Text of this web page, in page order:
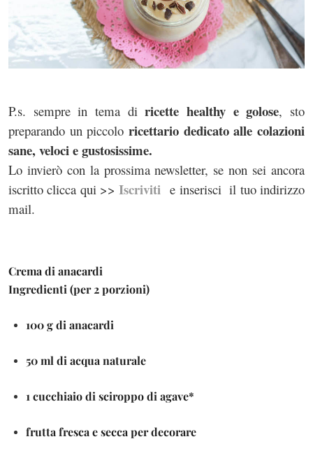
P.s. sempre in tema diricette healthy e golose, sto
preparando un piccolo ricettario dedicato alle colazioni
sane, veloci e gustosissime.
Lo invierò con la prossima newsletter, se non sei ancora
iscritto clicca qui >>Iscriviti e inserisci il tuo indirizzo
mail.
Crema di anacardi
Ingredienti (per 2 porzioni)
100 g di anacardi
50 ml di acqua naturale
1 cucchiaio di sciroppo di agave*
frutta fresca e secca per decorare